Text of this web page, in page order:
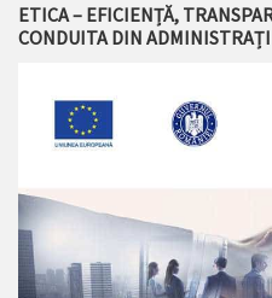
ETICA – EFICIENȚĂ,
CONDUITA DIN